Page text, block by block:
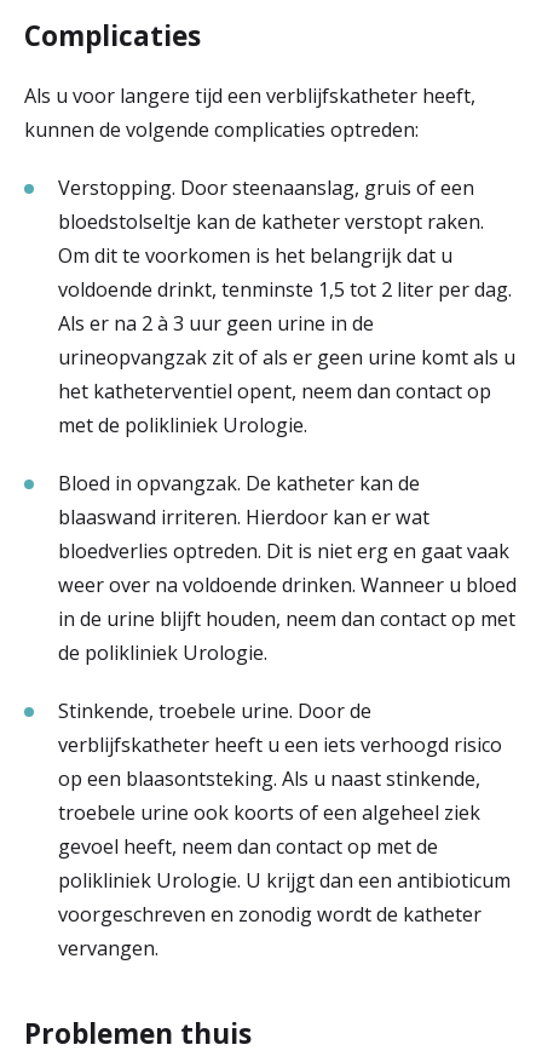
Complicaties
Als u voor langere tijd een verblijfskatheter heeft,
kunnen de volgende complicaties optreden:
Verstopping. Door steenaanslag, gruis of een
bloedstolseltje kan de katheter verstopt raken.
Om dit te voorkomen is het belangrijk dat u
voldoende drinkt, tenminste 1,5 tot 2 liter per dag.
Als er na 2 à 3 uur geen urine in de
urineopvangzak zit of als er geen urine komt als u
het katheterventiel opent, neem dan contact op
met de polikliniek Urologie.
Bloed in opvangzak. De katheter kan de
blaaswand irriteren. Hierdoor kan er wat
bloedverlies optreden. Dit is niet erg en gaat vaak
weer over na voldoende drinken. Wanneer u bloed
in de urine blijft houden, neem dan contact op met
de polikliniek Urologie.
Stinkende, troebele urine. Door de
verblijfskatheter heeft u een iets verhoogd risico
op een blaasontsteking. Als u naast stinkende,
troebele urine ook koorts of een algeheel ziek
gevoel heeft, neem dan contact op met de
polikliniek Urologie. U krijgt dan een antibioticum
voorgeschreven en zonodig wordt de katheter
vervangen.
Problemen thuis